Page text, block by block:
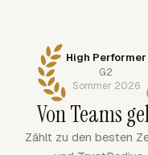
High Performer
G2
Sommer 2026
Von Teams
Zählt zu den besten